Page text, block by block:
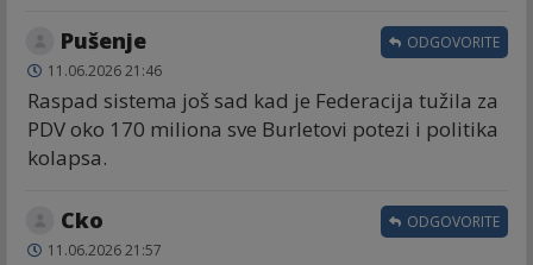
Pušenje
11.06.2026 21:46
Raspad sistema još sad kad je Federacija tužila za
PDV oko 170 miliona sve Burletovi potezi i politika
kolapsa.
ODGOVORITE
Cko
11.06.2026 21:57
ODGOVORITE